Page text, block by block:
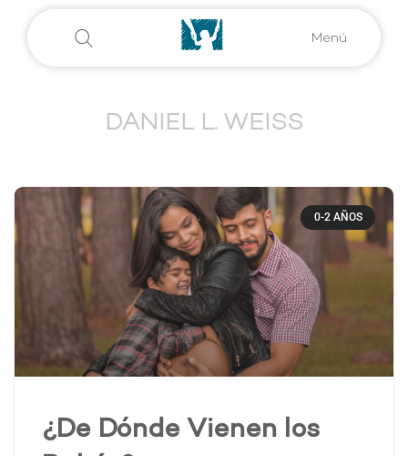
Menú
DANIEL L. WEISS
0-2 AÑOS
¿De Dónde Vienen los